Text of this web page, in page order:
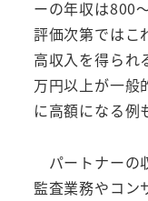
ーの年収は800
評価次第ではこ
高収入を得られ
万円以上が一般
に高額になる例
パートナーの
監査業務やコン